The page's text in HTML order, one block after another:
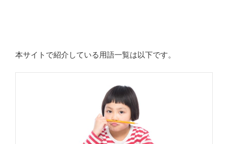
本サイトで紹介している用語一覧は以下です。